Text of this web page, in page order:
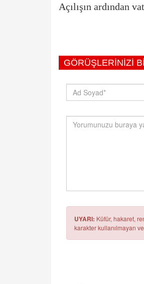
Açılışın ardından
GÖRÜŞLERINIZI
UYARI: Küfür, hakaret,
karakter kullanılmayan